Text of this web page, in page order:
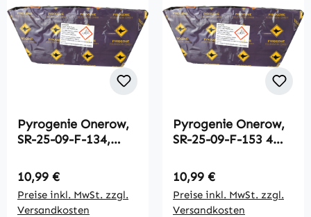
Pyrogenie Onerow,
SR-25-09-F-134,
with Golden
Glittering Mines 9-
Schuss
Regulärer Preis:
10,99 €
Preise inkl. MwSt. zzgl.
Versandkosten
Pyrogenie Onerow,
SR-25-09-F-153 4
glitter tails with
golden glitter mines
Regulärer Preis:
10,99 €
Preise inkl. MwSt. zzgl.
Versandkosten